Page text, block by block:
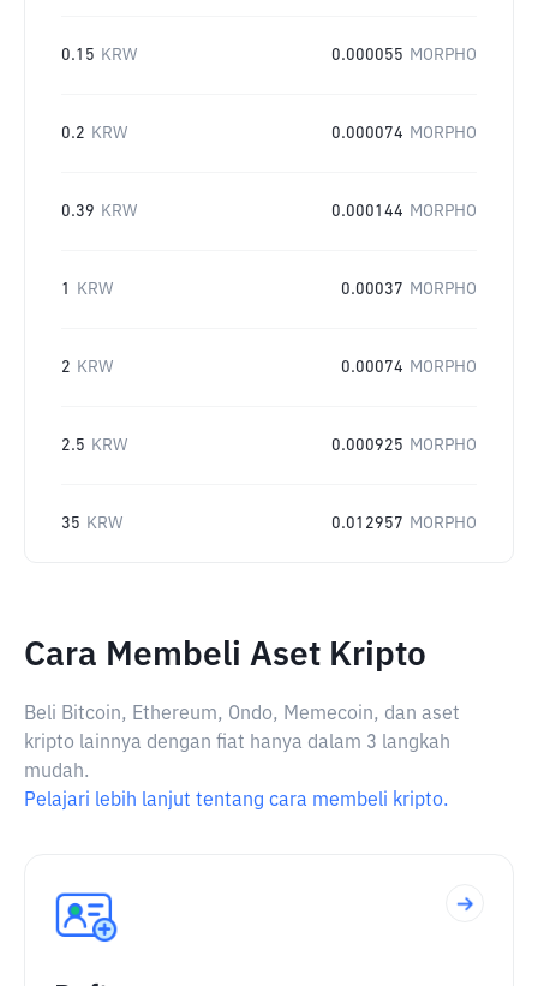
0.15 KRW 0.000055 MORPHO
0.2 KRW 0.000074 MORPHO
0.39 KRW 0.000144 MORPHO
1 KRW 0.00037 MORPHO
2 KRW 0.00074 MORPHO
2.5 KRW 0.000925 MORPHO
35 KRW 0.012957 MORPHO
Cara Membeli Aset Kripto
Beli Bitcoin, Ethereum, Ondo, Memecoin, dan aset
kripto lainnya dengan fiat hanya dalam 3 langkah
mudah.
Pelajari lebih lanjut tentang cara membeli kripto.